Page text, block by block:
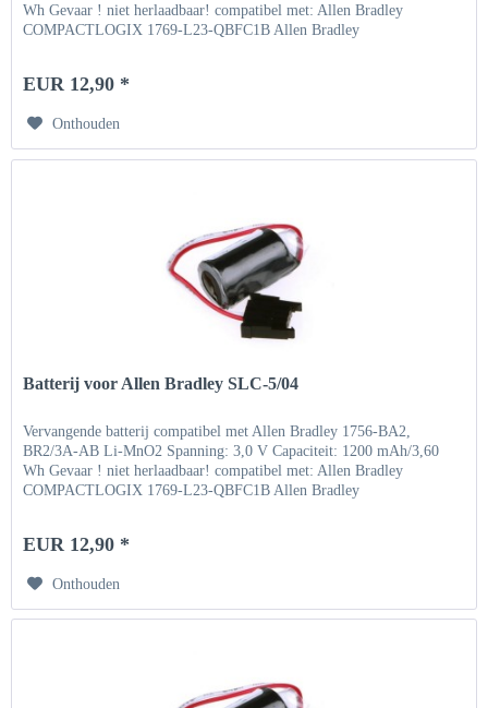
Wh Gevaar ! niet herlaadbaar! compatibel met: Allen Bradley
COMPACTLOGIX 1769-L23-QBFC1B Allen Bradley
EUR 12,90 *
Onthouden
Batterij voor Allen Bradley SLC-5/04
Vervangende batterij compatibel met Allen Bradley 1756-BA2,
BR2/3A-AB Li-MnO2 Spanning: 3,0 V Capaciteit: 1200 mAh/3,60
Wh Gevaar ! niet herlaadbaar! compatibel met: Allen Bradley
COMPACTLOGIX 1769-L23-QBFC1B Allen Bradley
EUR 12,90 *
Onthouden